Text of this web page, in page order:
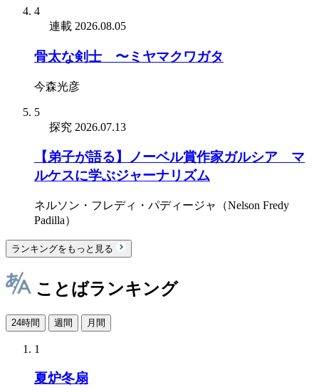
4
連載 2026.08.05
骨太な剣士 〜ミヤマクワガタ
今森光彦
5
探究 2026.07.13
【弟子が語る】ノーベル賞作家ガルシア゠マ
ルケスに学ぶジャーナリズム
ネルソン・フレディ・パディージャ（Nelson Fredy
Padilla）
ランキングをもっと見る
ことばランキング
24時間 週間 月間
1
夏炉冬扇